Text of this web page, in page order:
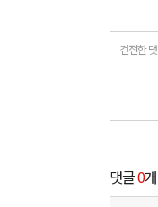
건전한
댓글0개